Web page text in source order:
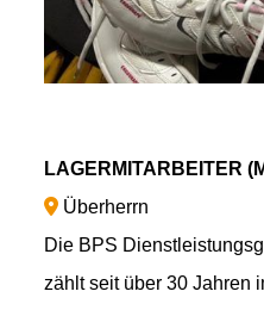
LAGERMITARBEITER
Überherrn
Die BPS
zählt seit über 30 Jahren